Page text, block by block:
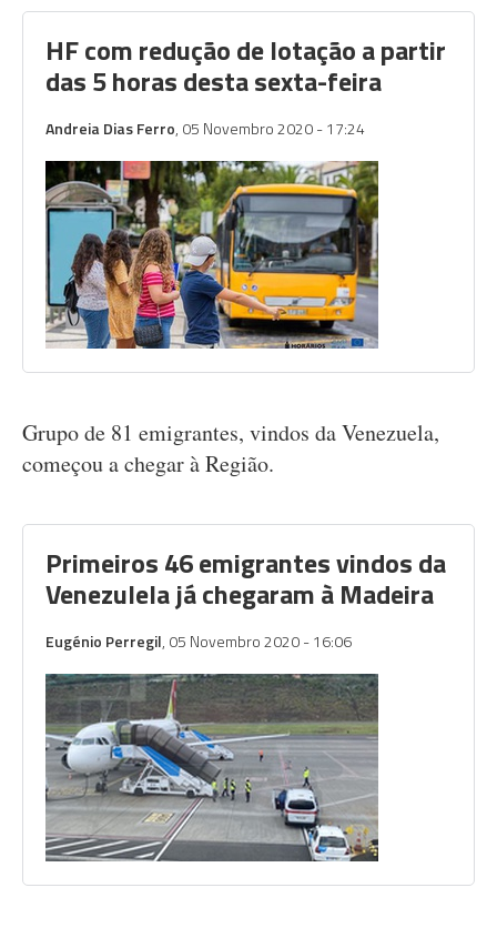
HF com redução de lotação a partir
das 5 horas desta sexta-feira
Andreia Dias Ferro, 05 Novembro 2020 - 17:24
Grupo de 81 emigrantes, vindos da Venezuela,
começou a chegar à Região.
Primeiros 46 emigrantes vindos da
Venezulela já chegaram à Madeira
Eugénio Perregil, 05 Novembro 2020 - 16:06